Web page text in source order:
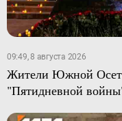
09:49, 8 августа 2026
Жители Южной
"Пятидневной